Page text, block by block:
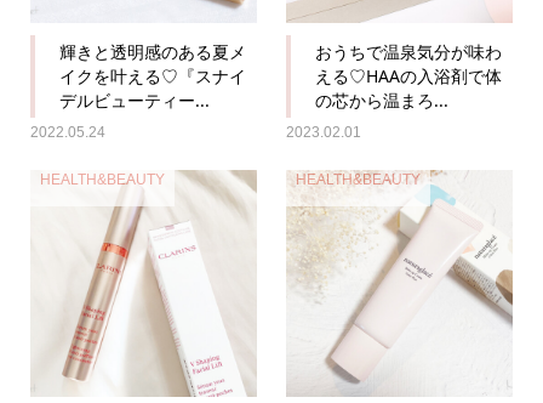
輝きと透明感のある夏メ
イクを叶える♡『スナイ
デルビューティー...
2022.05.24
おうちで温泉気分が味わ
える♡HAAの入浴剤で体
の芯から温まろ...
2023.02.01
HEALTH&BEAUTY HEALTH&BEAUTY